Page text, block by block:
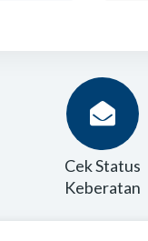
Cek Status
Keberatan